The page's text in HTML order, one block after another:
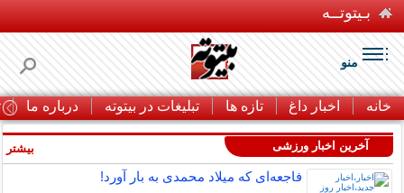
بـیتوتــه
منو
خانه اخبار داغ تازه ها تبلیغات در بیتوته درباره ما
آخرین اخبار ورزشی
فاجعه‌ای که میلاد محمدی به بار آورد!
بیشتر